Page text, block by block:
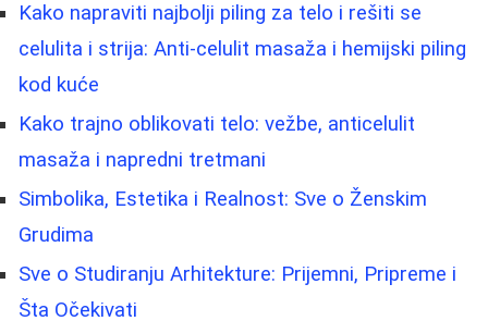
Kako napraviti najbolji piling za telo i rešiti se
celulita i strija: Anti-celulit masaža i hemijski piling
kod kuće
Kako trajno oblikovati telo: vežbe, anticelulit
masaža i napredni tretmani
Simbolika, Estetika i Realnost: Sve o Ženskim
Grudima
Sve o Studiranju Arhitekture: Prijemni, Pripreme i
Šta Očekivati